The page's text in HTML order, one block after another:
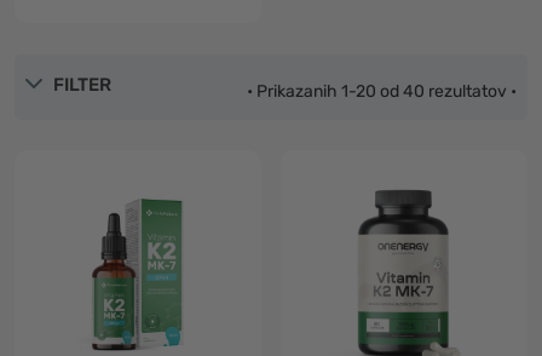
FILTER • Prikazanih 1-20 od 40 rezultatov •